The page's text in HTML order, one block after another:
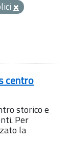
centro
storico e
Per
la